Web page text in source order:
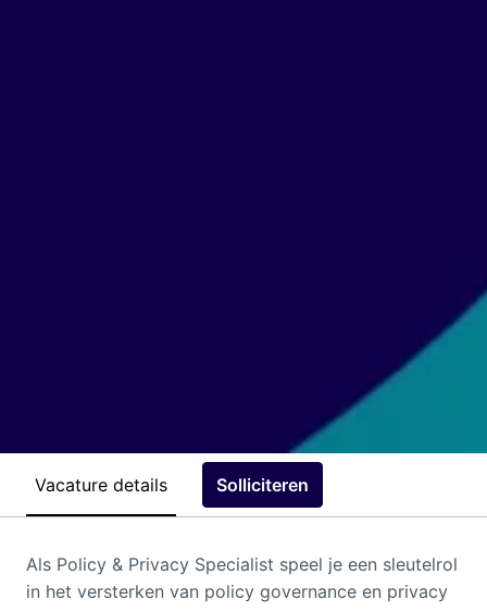
Vacature details Solliciteren
Als Policy & Privacy Specialist speel je een sleutelrol
in het versterken van policy governance en privacy